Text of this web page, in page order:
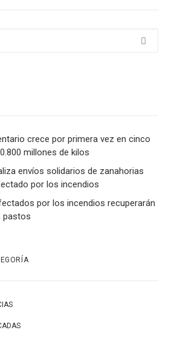
crece por primera vez en cinco
millones de kilos
envíos solidarios de zanahorias
por los incendios
por los incendios recuperarán
pastos